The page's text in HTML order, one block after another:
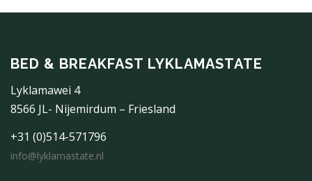
BED & BREAKFAST LYKLAMASTATE
Lyklamawei 4
8566 JL- Nijemirdum – Friesland
+31 (0)514-571796
info@lyklamastate.nl